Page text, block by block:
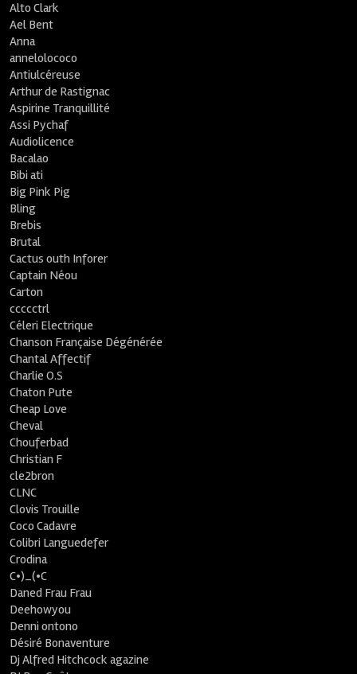
Alto Clark
Ael Bent
Anna
annelolococo
Antiulcéreuse
Arthur de Rastignac
Aspirine Tranquillité
Assi Pychaf
Audiolicence
Bacalao
Bibi ati
Big Pink Pig
Bling
Brebis
Brutal
Cactus outh Inforer
Captain Néou
Carton
ccccctrl
Céleri Electrique
Chanson Française Dégénérée
Chantal Affectif
Charlie O.S
Chaton Pute
Cheap Love
Cheval
Chouferbad
Christian F
cle2bron
CLNC
Clovis Trouille
Coco Cadavre
Colibri Languedefer
Crodina
C•)_(•C
Daned Frau Frau
Deehowyou
Denni ontono
Désiré Bonaventure
Dj Alfred Hitchcock agazine